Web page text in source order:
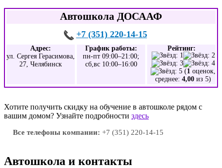
Автошкола ДОСААФ
+7 (351) 220-14-15
Адрес:
ул. Сергея Герасимова,
27, Челябинск
График работы:
пн-пт 09:00–21:00;
сб,вс 10:00–16:00
Рейтинг:
(1 оценок,
среднее: 4,00 из 5)
Хотите получить скидку на обучение в автошколе рядом с
вашим домом? Узнайте подробности здесь
Все телефоны компании: +7 (351) 220-14-15
Автошкола и контакты